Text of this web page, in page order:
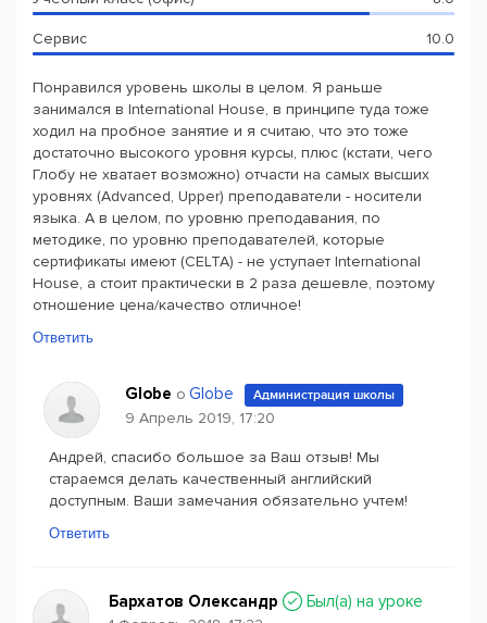
Сервис 10.0
Понравился уровень школы в целом. Я раньше
занимался в International House, в принципе туда тоже
ходил на пробное занятие и я считаю, что это тоже
достаточно высокого уровня курсы, плюс (кстати, чего
Глобу не хватает возможно) отчасти на самых высших
уровнях (Advanced, Upper) преподаватели - носители
языка. А в целом, по уровню преподавания, по
методике, по уровню преподавателей, которые
сертификаты имеют (CELTA) - не уступает International
House, а стоит практически в 2 раза дешевле, поэтому
отношение цена/качество отличное!
Ответить
Globe о Globe Администрация школы
9 Апрель 2019, 17:20
Андрей, спасибо большое за Ваш отзыв! Мы
стараемся делать качественный английский
доступным. Ваши замечания обязательно учтем!
Ответить
Бархатов Олександр Был(a) на уроке